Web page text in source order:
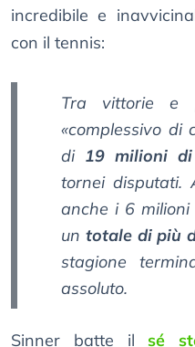
incredibile e
con il tennis:
Tra vittorie e
«complessivo di
di 19 milioni
tornei disputati.
anche i 6 milioni
un totale di più
stagione
assoluto.
Sinner batte il sé